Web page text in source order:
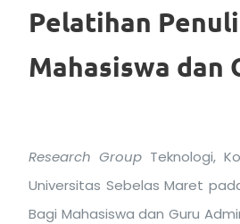
Pelatihan
Mahasiswa dan
Research Group Teknologi,
Universitas Sebelas Maret
Bagi Mahasiswa dan Guru